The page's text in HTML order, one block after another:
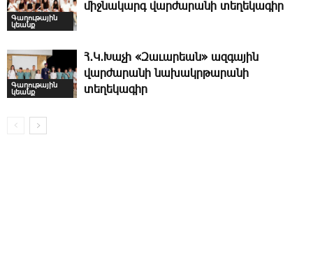
Գաղութային
կեանք
միջնակարգ վարժարանի տեղեկագիր
Գաղութային
կեանք
Հ․Կ․Խաչի «Զաւարեան» ազգային
վարժարանի նախակրթարանի
տեղեկագիր